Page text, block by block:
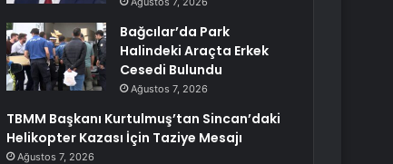
Bağcılar’da Park
Halindeki Araçta Erkek
Cesedi Bulundu
Ağustos 7, 2026
TBMM Başkanı Kurtulmuş’tan Sincan’daki
Helikopter Kazası İçin Taziye Mesajı
Ağustos 7, 2026